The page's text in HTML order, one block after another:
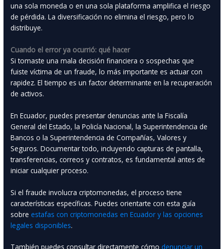
una sola moneda o en una sola plataforma amplifica el riesgo
de pérdida. La diversificación no elimina el riesgo, pero lo
distribuye.
Cuando el error ya ocurrió: qué hacer
Si tomaste una mala decisión financiera o sospechas que
fuiste víctima de un fraude, lo más importante es actuar con
rapidez. El tiempo es un factor determinante en la recuperación
de activos.
En Ecuador, puedes presentar denuncias ante la Fiscalía
General del Estado, la Policía Nacional, la Superintendencia de
Bancos o la Superintendencia de Compañías, Valores y
Seguros. Documentar todo, incluyendo capturas de pantalla,
transferencias, correos y contratos, es fundamental antes de
iniciar cualquier proceso.
Si el fraude involucra criptomonedas, el proceso tiene
características específicas. Puedes orientarte con esta guía
sobreestafas con criptomonedas en Ecuador y las opciones
legales disponibles.
También puedes consultar directamente cómo denunciar un